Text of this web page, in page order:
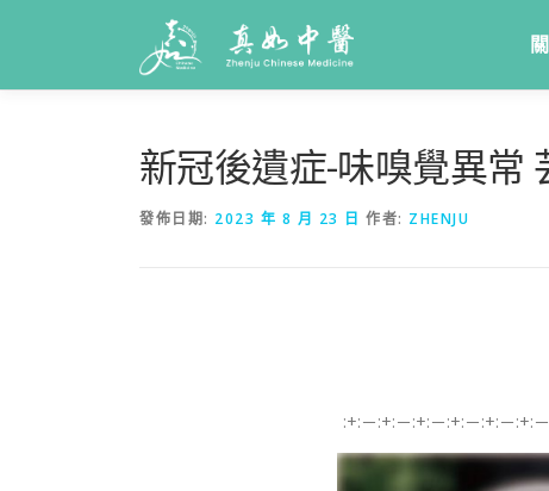
新冠後遺症-味嗅覺異常
發佈日期: 2023 年 8 月 23 日 作者: ZHENJU
:+:－:+:－:+:－:+:－:+:－:+: